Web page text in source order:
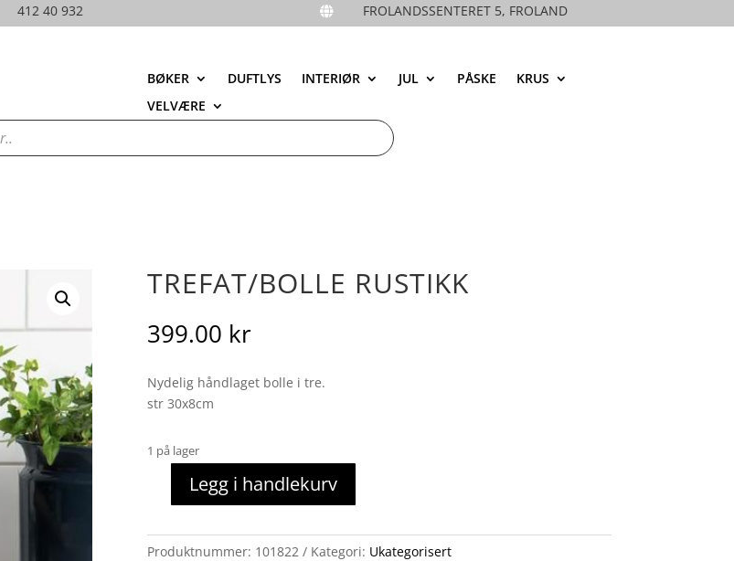
412 40 932  FROLANDSSENTERET 5, FROLAND
BØKER DUFTLYS INTERIØR JUL PÅSKE
KRUS
VELVÆRE
TREFAT/BOLLE RUSTIKK
399.00 kr
Nydelig håndlaget bolle i tre.
str 30x8cm
1 på lager
Trefat/bolle
antall
Legg i handlekurv
Produktnummer: 101822 Kategori: Ukategorisert